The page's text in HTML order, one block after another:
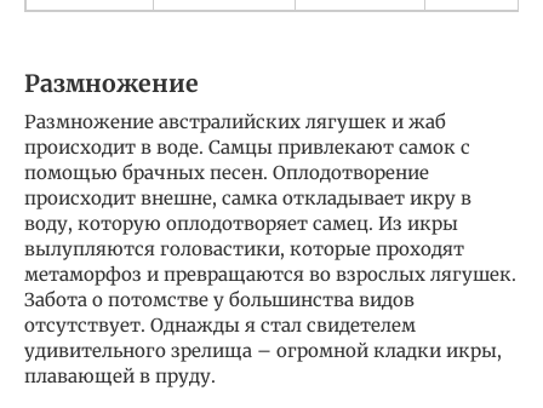
Размножение
Размножение австралийских лягушек и жаб
происходит в воде. Самцы привлекают самок с
помощью брачных песен. Оплодотворение
происходит внешне, самка откладывает икру в
воду, которую оплодотворяет самец. Из икры
вылупляются головастики, которые проходят
метаморфоз и превращаются во взрослых лягушек.
Забота о потомстве у большинства видов
отсутствует. Однажды я стал свидетелем
удивительного зрелища – огромной кладки икры,
плавающей в пруду.